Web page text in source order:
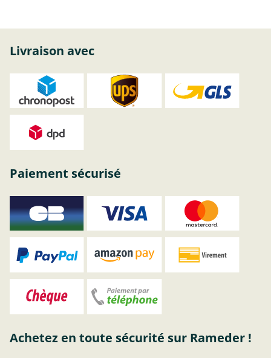
Livraison avec
Paiement sécurisé
Achetez en toute sécurité sur Rameder !